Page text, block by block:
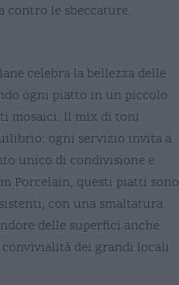
le sbeccature.
celebra la bellezza delle
ogni piatto in un piccolo
mosaici. Il mix di toni
ogni servizio invita a
unico di condivisione e
Porcelain, questi piatti sono
con una smaltatura
delle superfici anche
dei grandi locali